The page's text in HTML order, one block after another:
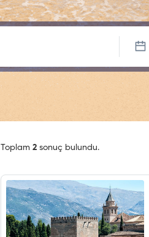
Toplam 2 sonuç bulundu.